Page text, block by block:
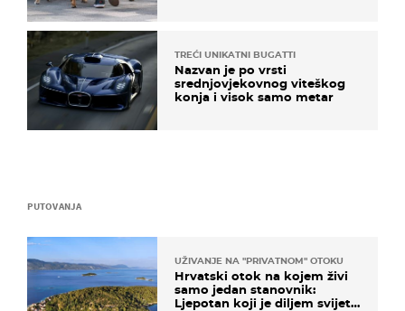
PUTOVANJA
UŽIVANJE NA "PRIVATNOM" OTOKU
Hrvatski otok na kojem živi
samo jedan stanovnik:
Ljepotan koji je diljem svijeta
TREĆI UNIKATNI BUGATTI
Nazvan je po vrsti
srednjovjekovnog viteškog
konja i visok samo metar